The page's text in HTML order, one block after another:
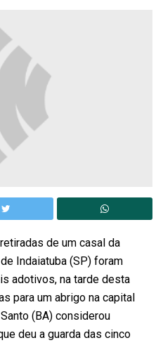
de um casal da
Indaiatuba (SP) foram
adotivos, na tarde desta
para um abrigo na capital
(BA) considerou
deu a guarda das cinco